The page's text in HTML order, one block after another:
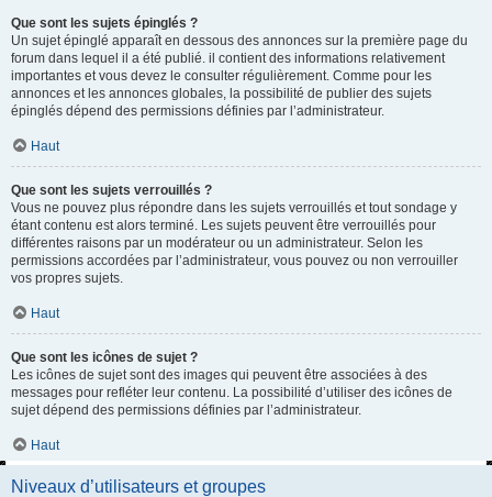
Que sont les sujets épinglés ?
Un sujet épinglé apparaît en dessous des annonces sur la première page du
forum dans lequel il a été publié. il contient des informations relativement
importantes et vous devez le consulter régulièrement. Comme pour les
annonces et les annonces globales, la possibilité de publier des sujets
épinglés dépend des permissions définies par l’administrateur.
Haut
Que sont les sujets verrouillés ?
Vous ne pouvez plus répondre dans les sujets verrouillés et tout sondage y
étant contenu est alors terminé. Les sujets peuvent être verrouillés pour
différentes raisons par un modérateur ou un administrateur. Selon les
permissions accordées par l’administrateur, vous pouvez ou non verrouiller
vos propres sujets.
Haut
Que sont les icônes de sujet ?
Les icônes de sujet sont des images qui peuvent être associées à des
messages pour refléter leur contenu. La possibilité d’utiliser des icônes de
sujet dépend des permissions définies par l’administrateur.
Haut
Niveaux d’utilisateurs et groupes